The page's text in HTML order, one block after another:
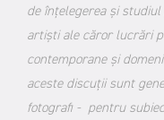
de înțelegerea și
artiști ale căror lucrări
contemporane și
aceste discuții sunt
fotografi - pentru